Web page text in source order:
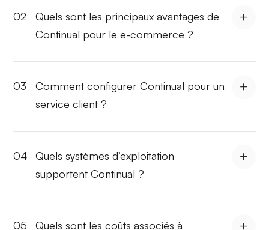
02
Quels sont les principaux avantages de
Continual pour le e-commerce ?
03
Comment configurer Continual pour un
service client ?
04
Quels systèmes d’exploitation
supportent Continual ?
05 Quels sont les coûts associés à